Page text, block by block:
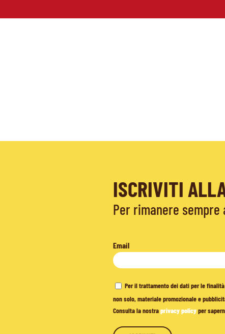
ISCRIVITI
Per rimanere
Email
Per il trattamento dei dati per le
non solo, materiale promozionale e
Consulta la nostraprivacy policyper